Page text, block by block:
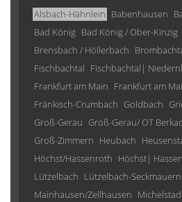
Alsbach-Hähnlein Babenhausen
Bad König Bad König / Ober-Kinzig
Brensbach / Höllerbach
Fischbachtal Fischbachtal|
Frankfurt am Main Frankfurt am
Fränkisch-Crumbach Goldbach
Groß-Gerau Groß-Gerau/ OT
Groß-Zimmern Heubach
Höchst/Hassenroth Höchst|
Lützelbach Lützelbach-Seckmauern
Mainhausen/Zellhausen